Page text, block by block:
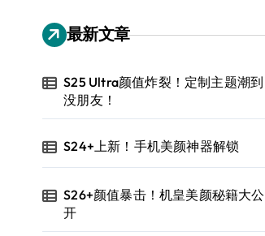
最新文章
S25 Ultra颜值炸裂！定制主题潮到
没朋友！
S24+上新！手机美颜神器解锁
S26+颜值暴击！机皇美颜秘籍大公
开